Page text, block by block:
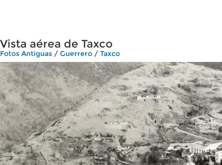
Vista aérea de Taxco
Fotos Antiguas / Guerrero / Taxco